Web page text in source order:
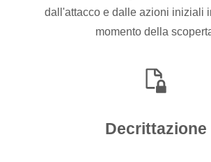
dall'attacco e dalle azioni iniziali
momento della
Decrittazione